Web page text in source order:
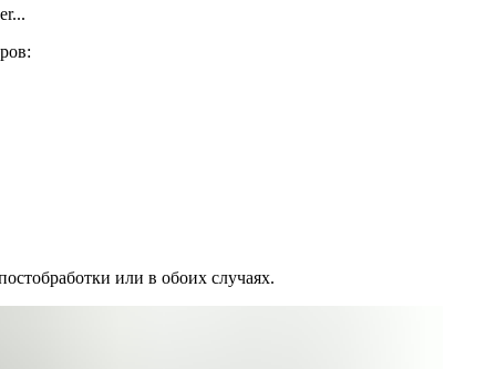
или в обоих случаях.